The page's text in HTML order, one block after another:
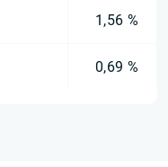
1,56 %
0,69 %